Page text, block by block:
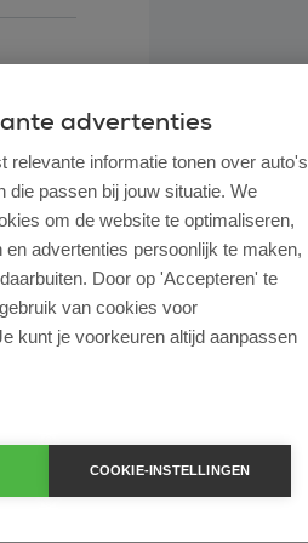
advertenties
relevante informatie tonen over auto's
die passen bij jouw situatie. We
om de website te optimaliseren,
en advertenties persoonlijk te maken,
Door op 'Accepteren' te
van cookies voor
kunt je voorkeuren altijd aanpassen
COOKIE-INSTELLINGEN